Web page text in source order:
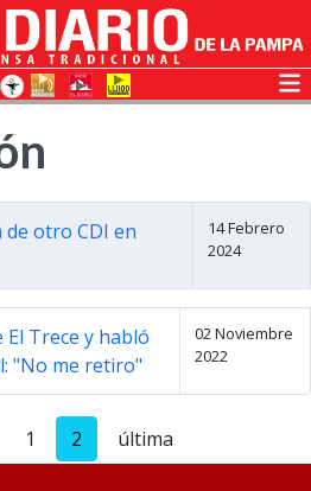
otro CDI en
14 Febrero
2024
Trece y habló
"No me retiro"
02 Noviembre
2022
1 2 última